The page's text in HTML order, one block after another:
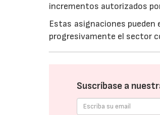
incrementos autorizados
Estas asignaciones
progresivamente el sector
Suscríbase a